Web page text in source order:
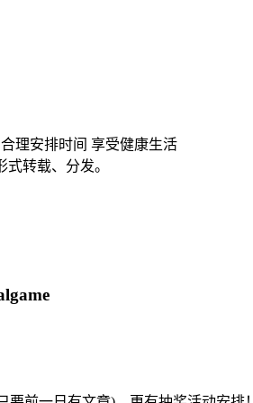
理安排时间 享受健康生活
转载、分发。